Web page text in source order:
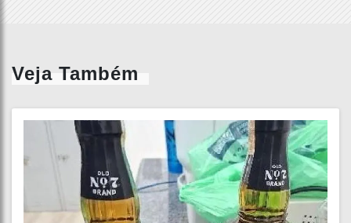
Veja Também